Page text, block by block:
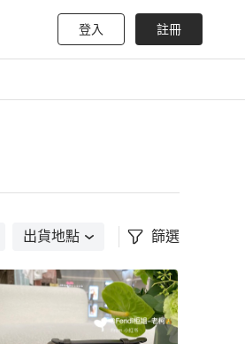
登入 註冊
出貨地點 篩選